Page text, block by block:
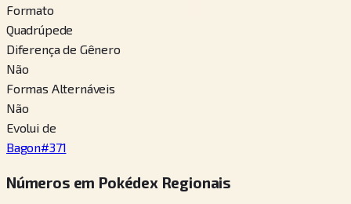
Formato
Quadrúpede
Diferença de Gênero
Não
Formas Alternáveis
Não
Evolui de
Bagon#371
Números em Pokédex Regionais